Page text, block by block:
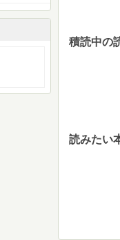
積読中の
読みたい